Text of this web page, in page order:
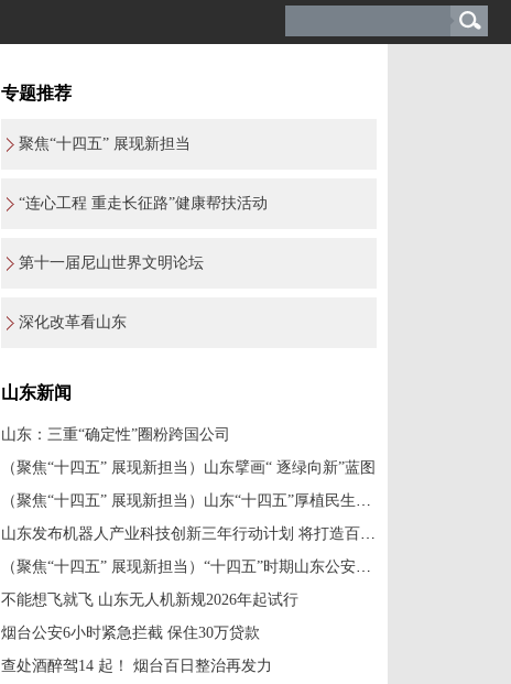
专题推荐
聚焦“十四五” 展现新担当
“连心工程 重走长征路”健康帮扶活动
第十一届尼山世界文明论坛
深化改革看山东
山东新闻
山东：三重“确定性”圈粉跨国公司
（聚焦“十四五” 展现新担当）山东擘画“ 逐绿向新”蓝图
（聚焦“十四五” 展现新担当）山东“十四五”厚植民生沃土 绘就暖心答卷
山东发布机器人产业科技创新三年行动计划 将打造百个机器人赋能应用场景
（聚焦“十四五” 展现新担当）“十四五”时期山东公安工作成效显著 社会治安大局持续稳定
不能想飞就飞 山东无人机新规2026年起试行
烟台公安6小时紧急拦截 保住30万贷款
查处酒醉驾14 起！ 烟台百日整治再发力